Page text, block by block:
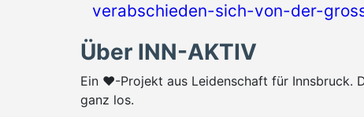
verabschieden-sich-von-der-
Über INN-AKTIV
Ein ♥-Projekt aus Leidenschaft für Innsbruck.
ganz los.